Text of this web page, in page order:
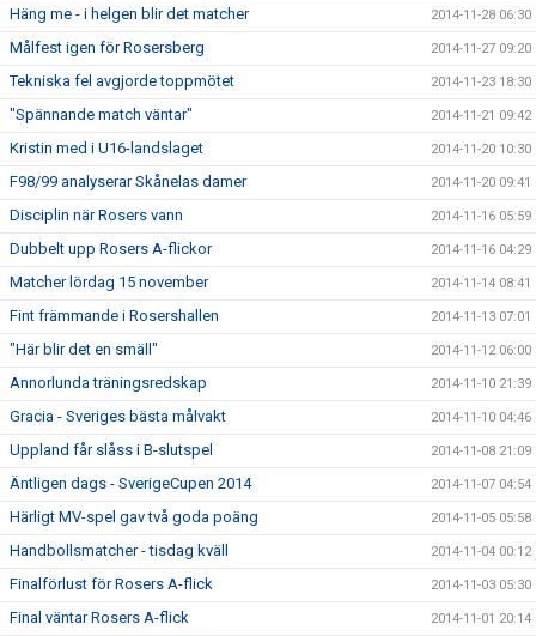
Häng me - i helgen blir det matcher 2014-11-28 06:30
Målfest igen för Rosersberg 2014-11-27 09:20
Tekniska fel avgjorde toppmötet 2014-11-23 18:30
"Spännande match väntar" 2014-11-21 09:42
Kristin med i U16-landslaget 2014-11-20 10:30
F98/99 analyserar Skånelas damer 2014-11-20 09:41
Disciplin när Rosers vann 2014-11-16 05:59
Dubbelt upp Rosers A-flickor 2014-11-16 04:29
Matcher lördag 15 november 2014-11-14 08:41
Fint främmande i Rosershallen 2014-11-13 07:01
"Här blir det en smäll" 2014-11-12 06:00
Annorlunda träningsredskap 2014-11-10 21:39
Gracia - Sveriges bästa målvakt 2014-11-10 04:46
Uppland får slåss i B-slutspel 2014-11-08 21:09
Äntligen dags - SverigeCupen 2014 2014-11-07 04:54
Härligt MV-spel gav två goda poäng 2014-11-05 05:58
Handbollsmatcher - tisdag kväll 2014-11-04 00:12
Finalförlust för Rosers A-flick 2014-11-03 05:30
Final väntar Rosers A-flick 2014-11-01 20:14